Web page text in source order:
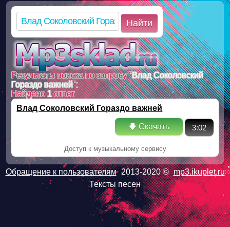
Найти
Результаты поиска по запросу "Влад Соколовский
Гораздо важней":
Найдено1ответ
Влад Соколовский Гораздо важней
🡇 Скачать 3:02
Доступ к музыкальному сервису
Обращение к пользователям 2013-2020 © mp3.ikuplet.ru
Тексты песен